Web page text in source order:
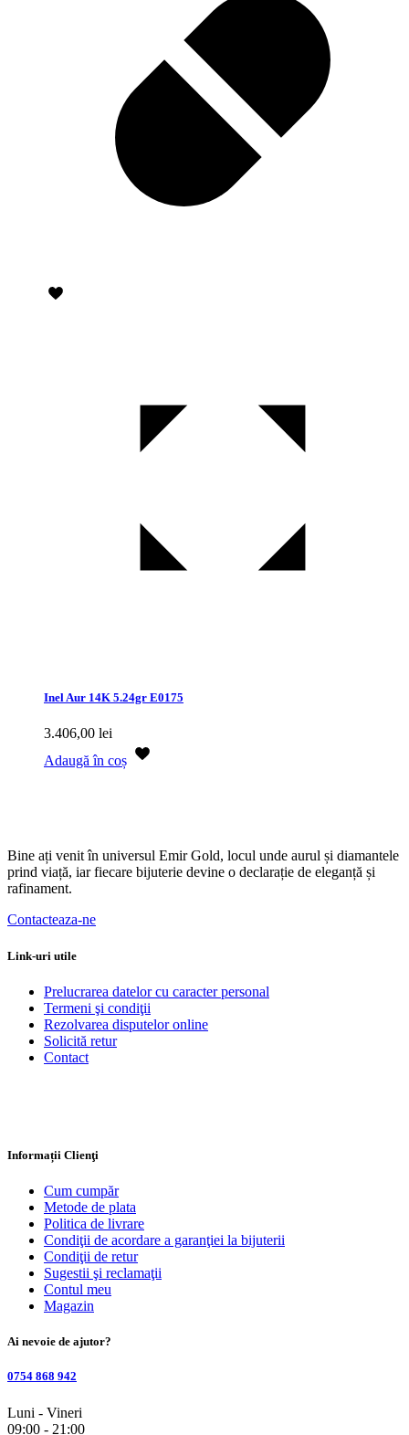
Inel Aur 14K 5.24gr E0175
3.406,00 lei
Adaugă în coș
Bine ați venit în universul Emir Gold, locul unde aurul și diamantele
prind viață, iar fiecare bijuterie devine o declarație de eleganță și
rafinament.
Contacteaza-ne
Link-uri utile
Prelucrarea datelor cu caracter personal
Termeni şi condiţii
Rezolvarea disputelor online
Solicită retur
Contact
Informații Clienţi
Cum cumpăr
Metode de plata
Politica de livrare
Condiţii de acordare a garanţiei la bijuterii
Condiţii de retur
Sugestii şi reclamaţii
Contul meu
Magazin
Ai nevoie de ajutor?
0754 868 942
Luni - Vineri
09:00 - 21:00